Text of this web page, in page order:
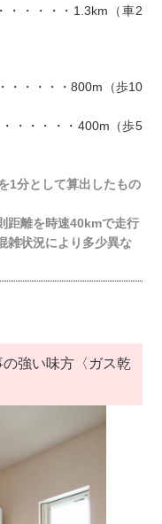
・・・・・1.3km（車2
・・・・・800m（歩10
・・・・・400m（歩5
1分として算出したもの
距離を時速40kmで走行
雑状況により多少異な
強い味方〈ガス乾